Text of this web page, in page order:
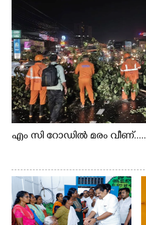
എം സി റോഡിൽ മരം വീണ്.....